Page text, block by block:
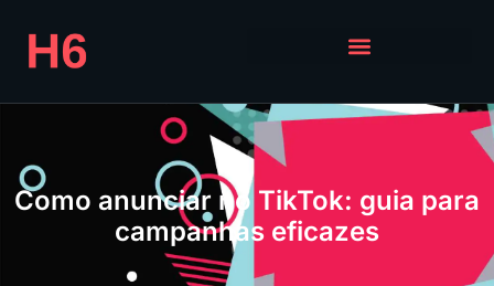
Como anunciar no TikTok: guia para
campanhas eficazes